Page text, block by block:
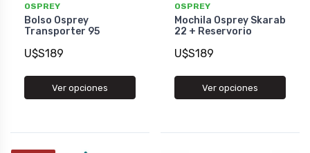
OSPREY
Bolso Osprey
Transporter 95
U$S189
Ver opciones
OSPREY
Mochila Osprey Skarab
22 + Reservorio
U$S189
Ver opciones